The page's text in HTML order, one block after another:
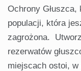
Ochrony
populacji, która
zagrożona.
rezerwatów
miejscach ostoi, w